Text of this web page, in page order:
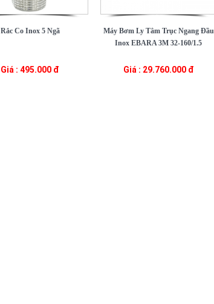
Rắc Co Inox 5 Ngã
Giá : 495.000 đ
Máy Bơm Ly Tâm Trục Ngang Đầu
Inox EBARA 3M 32-160/1.5
Giá : 29.760.000 đ